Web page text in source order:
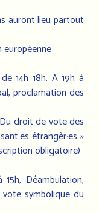
auront lieu partout
européenne
14h 18h. A 19h à
proclamation des
droit de vote des
étrangèr·es »
obligatoire)
Déambulation,
symbolique du